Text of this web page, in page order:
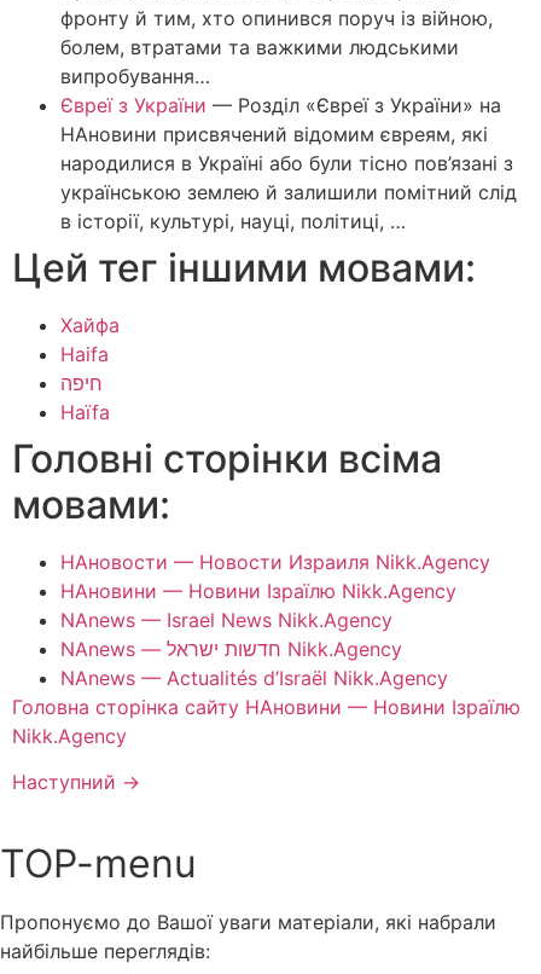
фронту й тим, хто опинився поруч із війною,
болем, втратами та важкими людськими
випробування…
Євреї з України — Розділ «Євреї з України» на
НАновини присвячений відомим євреям, які
народилися в Україні або були тісно пов’язані з
українською землею й залишили помітний слід
в історії, культурі, науці, політиці, …
Цей тег іншими мовами:
Хайфа
Haifa
חיפה
Haïfa
Головні сторінки всіма
мовами:
НАновости — Новости Израиля Nikk.Agency
НАновини — Новини Ізраїлю Nikk.Agency
NAnews — Israel News Nikk.Agency
NAnews — חדשות ישראל Nikk.Agency
NAnews — Actualités d’Israël Nikk.Agency
Головна сторінка сайту НАновини — Новини Ізраїлю
Nikk.Agency
Наступний →
TOP-menu
Пропонуємо до Вашої уваги матеріали, які набрали
найбільше переглядів: